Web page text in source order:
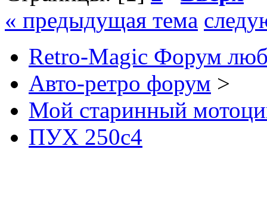
« предыдущая тема
Retro-Magic Форум
Авто-ретро форум >
Мой старинный
ПУХ 250с4